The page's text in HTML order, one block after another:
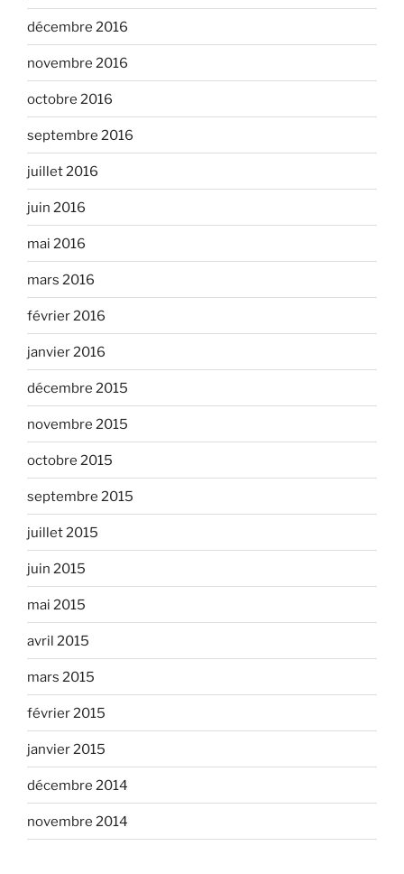
décembre 2016
novembre 2016
octobre 2016
septembre 2016
juillet 2016
juin 2016
mai 2016
mars 2016
février 2016
janvier 2016
décembre 2015
novembre 2015
octobre 2015
septembre 2015
juillet 2015
juin 2015
mai 2015
avril 2015
mars 2015
février 2015
janvier 2015
décembre 2014
novembre 2014